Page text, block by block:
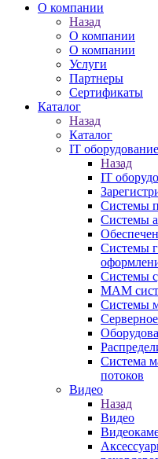
О компании
Назад
О компании
О компании
Услуги
Партнеры
Сертификаты
Каталог
Назад
Каталог
IT
Назад
IT
Системы
Системы
Системы
Системы
MAM
Системы
Система
потоков
Видео
Назад
Видео